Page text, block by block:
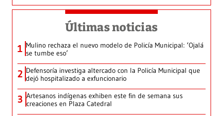
Últimas noticias
1 Mulino rechaza el nuevo modelo de Policía Municipal: ‘Ojalá
se tumbe eso’
2 Defensoría investiga altercado con la Policía Municipal que
dejó hospitalizado a exfuncionario
3 Artesanos indígenas exhiben este fin de semana sus
creaciones en Plaza Catedral